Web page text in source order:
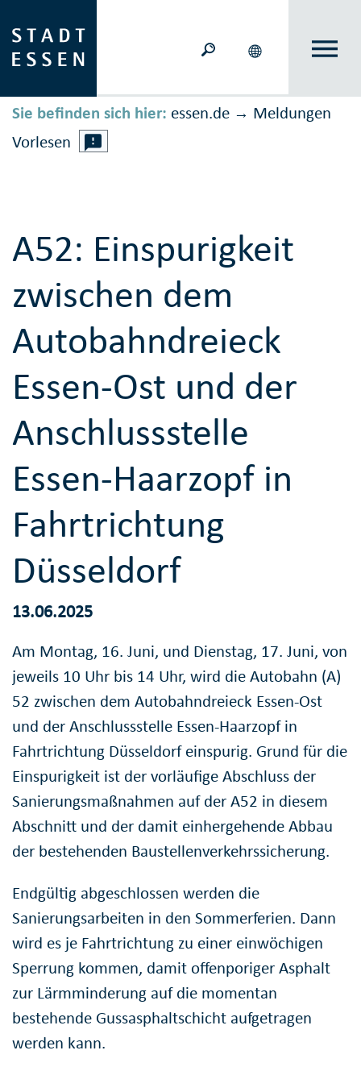
Sie befinden sich hier: essen.de → Meldungen
Vorlesen
A52: Einspurigkeit
zwischen dem
Autobahndreieck
Essen-Ost und der
Anschlussstelle
Essen-Haarzopf in
Fahrtrichtung
Düsseldorf
13.06.2025
Am Montag, 16. Juni, und Dienstag, 17. Juni, von
jeweils 10 Uhr bis 14 Uhr, wird die Autobahn (A)
52 zwischen dem Autobahndreieck Essen-Ost
und der Anschlussstelle Essen-Haarzopf in
Fahrtrichtung Düsseldorf einspurig. Grund für die
Einspurigkeit ist der vorläufige Abschluss der
Sanierungsmaßnahmen auf der A52 in diesem
Abschnitt und der damit einhergehende Abbau
der bestehenden Baustellenverkehrssicherung.
Endgültig abgeschlossen werden die
Sanierungsarbeiten in den Sommerferien. Dann
wird es je Fahrtrichtung zu einer einwöchigen
Sperrung kommen, damit offenporiger Asphalt
zur Lärmminderung auf die momentan
bestehende Gussasphaltschicht aufgetragen
werden kann.